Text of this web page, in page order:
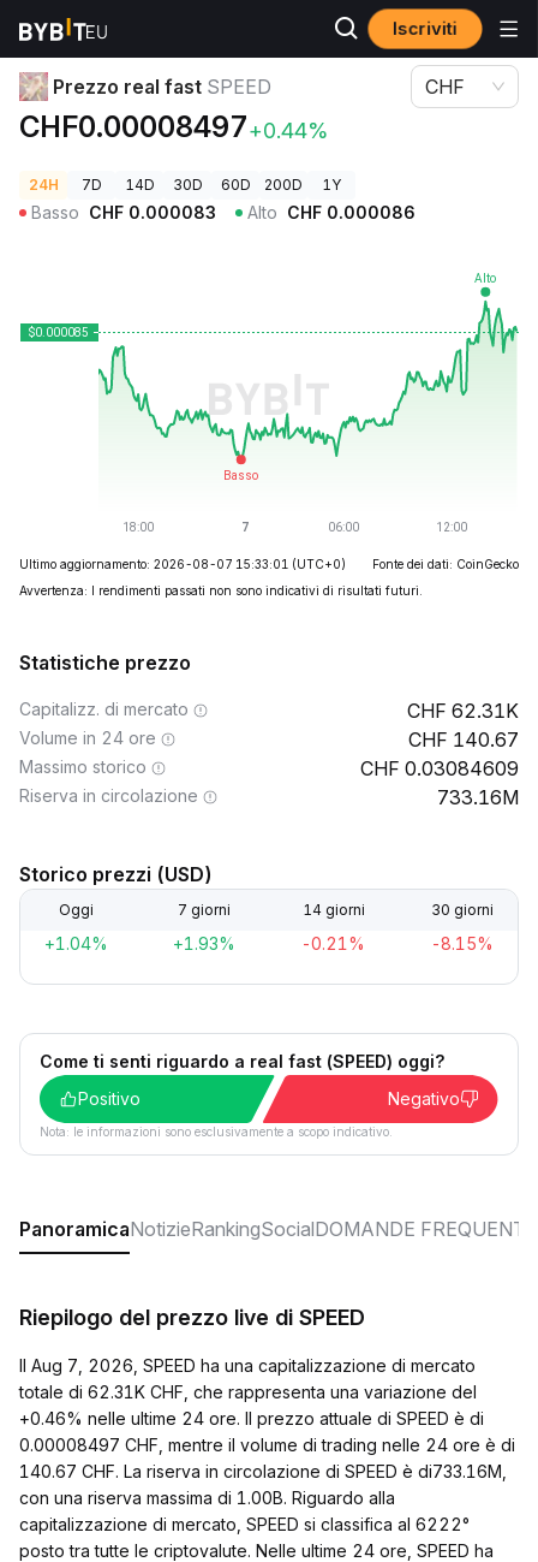
Iscriviti
Prezzi Crypto
Prezzo real fast SPEED
CHF0.00008497+0.44%
CHF
24H 7D 14D 30D 60D 200D 1Y
Basso CHF 0.000083 Alto CHF 0.000086
Ultimo aggiornamento: 2026-08-07 15:33:01 (UTC+0)
Fonte dei dati: CoinGecko
Avvertenza: I rendimenti passati non sono indicativi di risultati futuri.
Statistiche prezzo
Capitalizz. di mercato 62.31K
Volume in 24 ore 140.67
Massimo storico 0.03084609
Riserva in circolazione 733.16M
Storico prezzi (USD)
Oggi 7 giorni 14 giorni 30 giorni
+1.04% +1.93% -0.21% -8.15%
Come ti senti riguardo a real fast (SPEED) oggi?
Positivo
Negativo
Nota: le informazioni sono esclusivamente a scopo indicativo.
PanoramicaNotizieRankingSocialDOMANDE FREQUENTI
Riepilogo del prezzo live di SPEED
Il Aug 7, 2026, SPEED ha una capitalizzazione di mercato
totale di 62.31K CHF, che rappresenta una variazione del
+0.46% nelle ultime 24 ore. Il prezzo attuale di SPEED è di
0.00008497 CHF, mentre il volume di trading nelle 24 ore è di
140.67 CHF. La riserva in circolazione di SPEED è di733.16M,
con una riserva massima di 1.00B. Riguardo alla
capitalizzazione di mercato, SPEED si classifica al 6222°
posto tra tutte le criptovalute. Nelle ultime 24 ore, SPEED ha